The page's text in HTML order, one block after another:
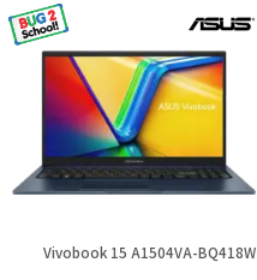
Vivobook 15 A1504VA-BQ418W